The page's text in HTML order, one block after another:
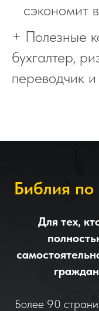
сэкономит
+ Полезные
бухгалтер,
переводчик
Библия
Для тех,
Более 90